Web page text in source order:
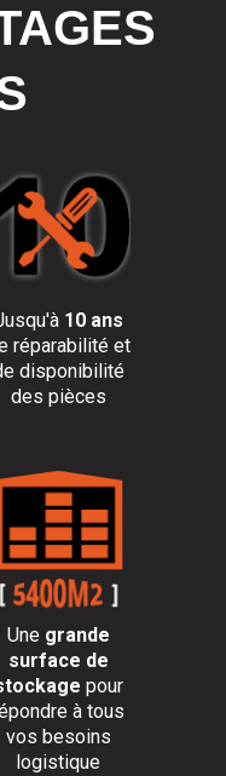
10 ans
réparabilité et
disponibilité
des pièces
Une grande
surface de
pour
à tous
vos besoins
logistique